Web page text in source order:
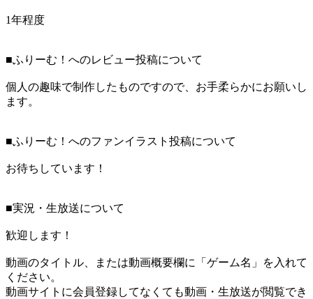
1年程度
■ふりーむ！へのレビュー投稿について
個人の趣味で制作したものですので、お手柔らかにお願いし
ます。
■ふりーむ！へのファンイラスト投稿について
お待ちしています！
■実況・生放送について
歓迎します！
動画のタイトル、または動画概要欄に「ゲーム名」を入れて
ください。
動画サイトに会員登録してなくても動画・生放送が閲覧でき